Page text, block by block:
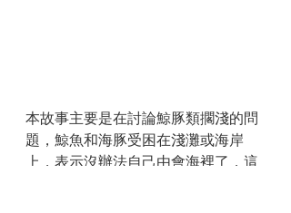
本故事主要是在討論鯨豚類擱淺的問
題，鯨魚和海豚受困在淺灘或海岸
上，表示沒辦法自己由會海裡了，這